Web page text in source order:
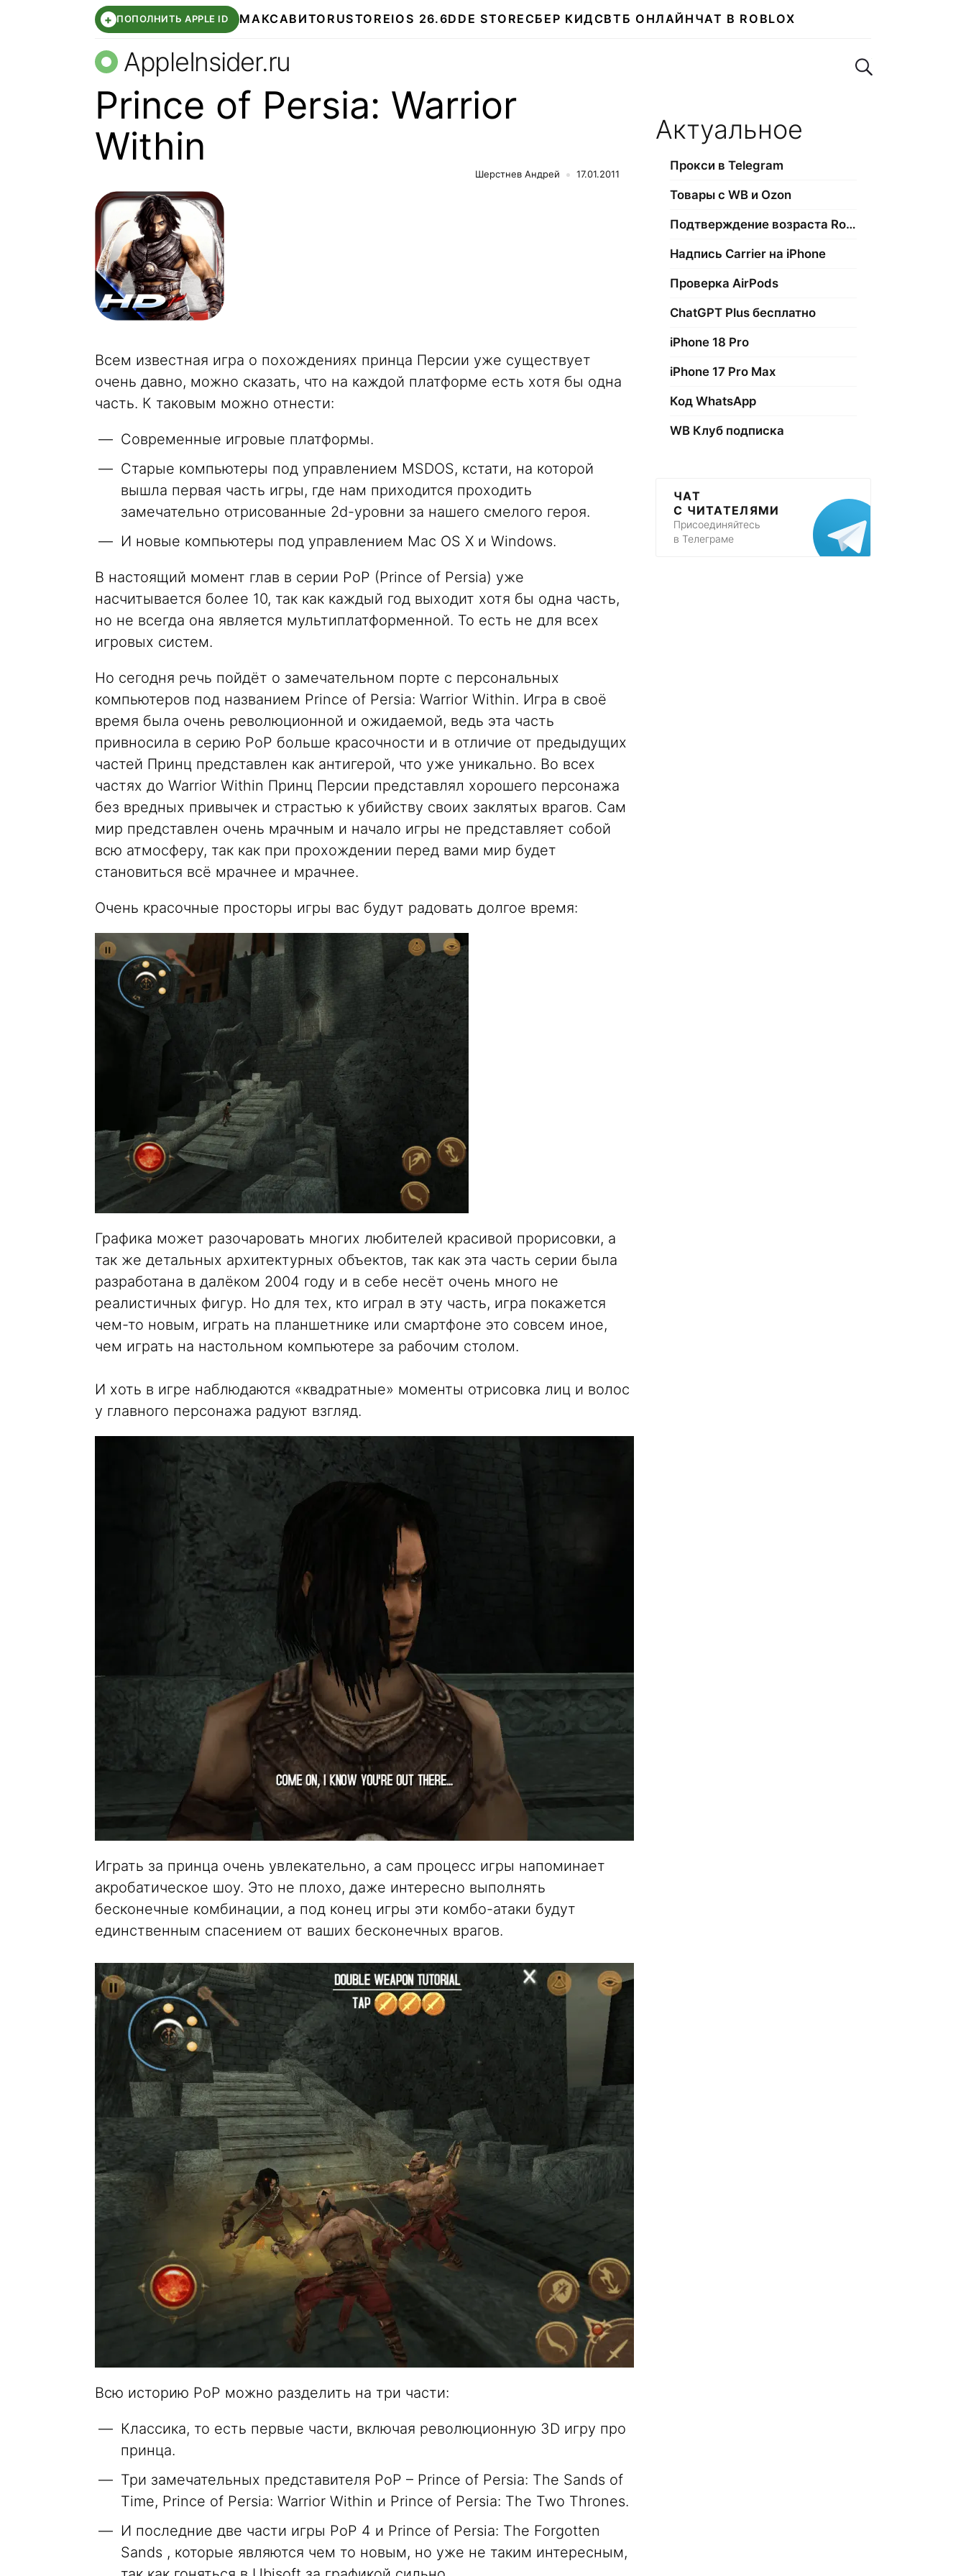
+ ПОПОЛНИТЬ APPLE ID МАКСАВИТО RUSTOREIOS 26.6DDE STORE СБЕР КИДСВТБ ОНЛАЙН ЧАТ В ROBLOX
AppleInsider.ru Поиск по сайту
Prince of Persia: Warrior
Within
Шерстнев Андрей 17.01.2011
Всем известная игра о похождениях принца Персии уже существует
очень давно, можно сказать, что на каждой платформе есть хотя бы одна
часть. К таковым можно отнести:
Современные игровые платформы.
Старые компьютеры под управлением MSDOS, кстати, на которой
вышла первая часть игры, где нам приходится проходить
замечательно отрисованные 2d-уровни за нашего смелого героя.
И новые компьютеры под управлением Mac OS X и Windows.
В настоящий момент глав в серии PoP (Prince of Persia) уже
насчитывается более 10, так как каждый год выходит хотя бы одна часть,
но не всегда она является мультиплатформенной. То есть не для всех
игровых систем.
Но сегодня речь пойдёт о замечательном порте с персональных
компьютеров под названием Prince of Persia: Warrior Within. Игра в своё
время была очень революционной и ожидаемой, ведь эта часть
привносила в серию PoP больше красочности и в отличие от предыдущих
частей Принц представлен как антигерой, что уже уникально. Во всех
частях до Warrior Within Принц Персии представлял хорошего персонажа
без вредных привычек и страстью к убийству своих заклятых врагов. Сам
мир представлен очень мрачным и начало игры не представляет собой
всю атмосферу, так как при прохождении перед вами мир будет
становиться всё мрачнее и мрачнее.
Очень красочные просторы игры вас будут радовать долгое время:
Графика может разочаровать многих любителей красивой прорисовки, а
так же детальных архитектурных объектов, так как эта часть серии была
разработана в далёком 2004 году и в себе несёт очень много не
реалистичных фигур. Но для тех, кто играл в эту часть, игра покажется
чем-то новым, играть на планшетнике или смартфоне это совсем иное,
чем играть на настольном компьютере за рабочим столом.
И хоть в игре наблюдаются «квадратные» моменты отрисовка лиц и волос
у главного персонажа радуют взгляд.
Играть за принца очень увлекательно, а сам процесс игры напоминает
акробатическое шоу. Это не плохо, даже интересно выполнять
бесконечные комбинации, а под конец игры эти комбо-атаки будут
единственным спасением от ваших бесконечных врагов.
Всю историю PoP можно разделить на три части:
Классика, то есть первые части, включая революционную 3D игру про
принца.
Три замечательных представителя PoP – Prince of Persia: The Sands of
Time, Prince of Persia: Warrior Within и Prince of Persia: The Two Thrones.
И последние две части игры PoP 4 и Prince of Persia: The Forgotten
Sands , которые являются чем то новым, но уже не таким интересным,
Актуальное
Прокси в Telegram
Товары с WB и Ozon
Подтверждение возраста Roblox
Надпись Carrier на iPhone
Проверка AirPods
ChatGPT Plus бесплатно
iPhone 18 Pro
iPhone 17 Pro Max
Код WhatsApp
WB Клуб подписка
ЧАТ
С ЧИТАТЕЛЯМИ
Присоединяйтесь
в Телеграме